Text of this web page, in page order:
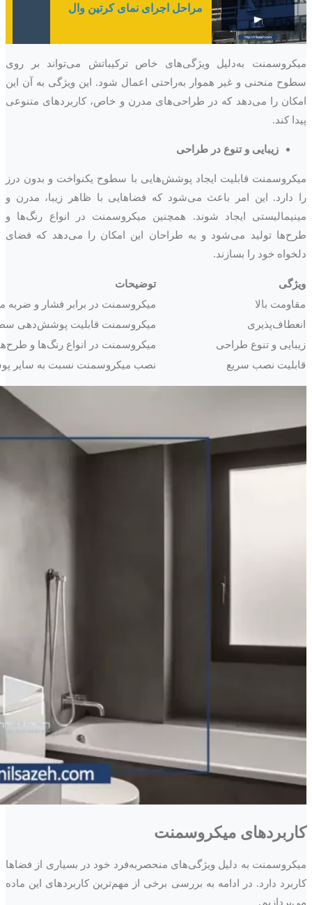
مراحل اجرای نمای کرتین وال
میکروسمنت به‌دلیل ویژگی‌های خاص ترکیباتش می‌تواند بر روی
سطوح منحنی و غیر هموار به‌راحتی اعمال شود. این ویژگی به آن این
امکان را می‌دهد که در طراحی‌های مدرن و خاص، کاربردهای متنوعی
پیدا کند.
زیبایی و تنوع در طراحی
میکروسمنت قابلیت ایجاد پوشش‌هایی با سطوح یکنواخت و بدون درز
را دارد. این امر باعث می‌شود که فضاهایی با ظاهر زیبا، مدرن و
مینیمالیستی ایجاد شوند. همچنین میکروسمنت در انواع رنگ‌ها و
طرح‌ها تولید می‌شود و به طراحان این امکان را می‌دهد که فضای
دلخواه خود را بسازند.
ویژگی
توضیحات
مقاومت بالا
میکروسمنت در برابر فشار و ضربه
انعطاف‌پذیری
میکروسمنت قابلیت پوشش‌دهی
زیبایی و تنوع طراحی
میکروسمنت در انواع رنگ‌ها و
قابلیت نصب سریع
نصب میکروسمنت نسبت به سایر
کاربردهای میکروسمنت
میکروسمنت به دلیل ویژگی‌های منحصربه‌فرد خود در بسیاری از فضاها
کاربرد دارد. در ادامه به بررسی برخی از مهم‌ترین کاربردهای این ماده
می‌پردازیم.